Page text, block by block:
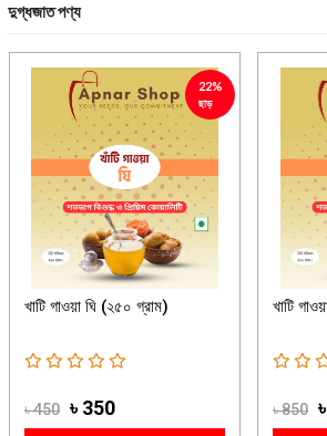
দুগ্ধজাত পণ্য
22%
ছাড়
খাটি গাওয়া ঘি (২৫০ গ্রাম)
৳ 450 ৳ 350
খাটি
৳ 850